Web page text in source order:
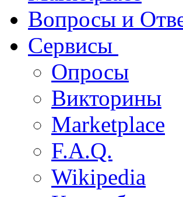
Вопросы и
Сервисы
Опросы
Викторины
Marketplace
F.A.Q.
Wikipedia